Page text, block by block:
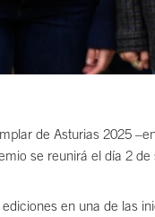
de Asturias 2025
se reunirá el día 2
en una de las